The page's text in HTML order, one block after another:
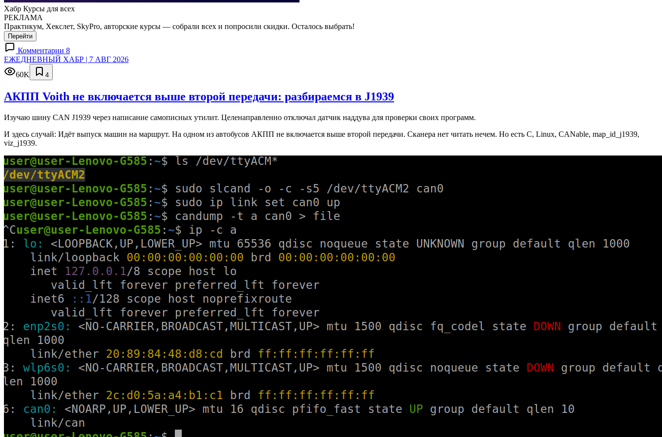
Хабр Курсы для всех
РЕКЛАМА
Практикум, Хекслет, SkyPro, авторские курсы — собрали всех и попросили скидки. Осталось выбрать!
Перейти
Комментарии 8
ЕЖЕДНЕВНЫЙ ХАБР | 7 АВГ 2026
60K
4
АКПП Voith не включается выше второй передачи: разбираемся в J1939
Изучаю шину CAN J1939 через написание самописных утилит. Целенаправленно отключал датчик наддува для проверки своих программ.
И здесь случай: Идёт выпуск машин на маршрут. На одном из автобусов АКПП не включается выше второй передачи. Сканера нет читать нечем. Но есть C, Linux, CANable, map_id_j1939,
viz_j1939.